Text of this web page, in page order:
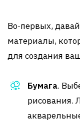
Во-первых,
материалы,
для создания
Бумага.
рисования.